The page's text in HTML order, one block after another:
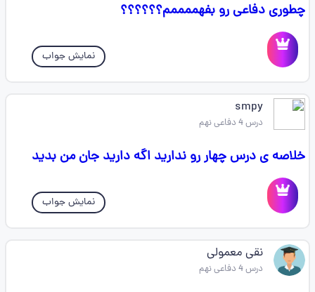
چطوری دفاعی رو بفهممممم؟؟؟؟؟؟
نمایش جواب
smpy
درس 4 دفاعی نهم
خلاصه ی درس چهار رو ندارید اگه دارید جان من بدید
نمایش جواب
نقی معمولی
درس 4 دفاعی نهم